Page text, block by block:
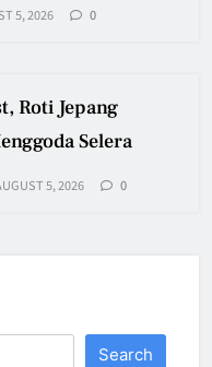
5, 2026 0
Roti Jepang
Selera
5, 2026 0
Search